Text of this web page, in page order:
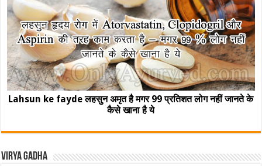
Lahsun ke fayde लहसुन अमृत है मगर 99 प्रतिशत लोग नहीं जानते के
कैसे खाना है ये
Virya Gadha